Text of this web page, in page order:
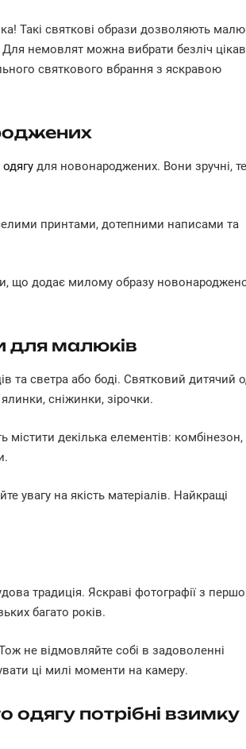
Такі святкові образи дозволяють
немовлят можна вибрати безліч
святкового вбрання з яскравою
для новонароджених. Вони зручні,
принтами, дотепними написами та
що додає милому образу
для малюків
та светра або боді. Святковий дитячий
сніжинки, зірочки.
містити декілька елементів: комбінезон,
увагу на якість матеріалів. Найкращі
традиція. Яскраві фотографії з
багато років.
не відмовляйте собі в задоволенні
ці милі моменти на камеру.
одягу потрібні взимку